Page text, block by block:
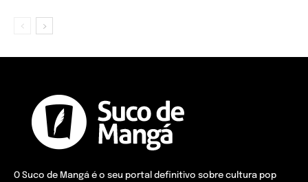
O Suco de Mangá é o seu portal definitivo sobre cultura pop